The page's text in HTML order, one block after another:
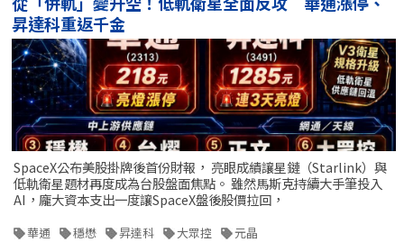
昇達科重返千金
SpaceX公布美股掛牌後首份財報， 亮眼成績讓星鏈（Starlink）與
低軌衛星題材再度成為台股盤面焦點。 雖然馬斯克持續大手筆投入
AI，龐大資本支出一度讓SpaceX盤後股價拉回，
華通 穩懋 昇達科 大眾控 元晶